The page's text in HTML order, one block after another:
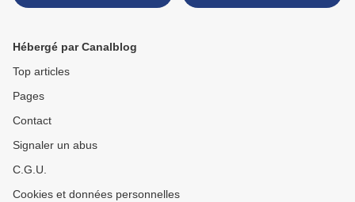
Hébergé par Canalblog
Top articles
Pages
Contact
Signaler un abus
C.G.U.
Cookies et données personnelles